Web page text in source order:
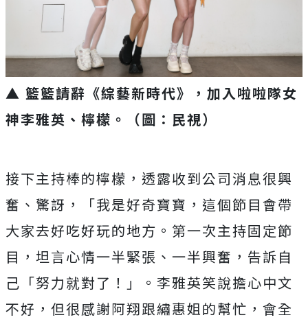
▲ 籃籃請辭《綜藝新時代》，加入啦啦隊女
神李雅英、檸檬。（圖：民視）
接下主持棒的檸檬，透露收到公司消息很興
奮、驚訝，「我是好奇寶寶，這個節目會帶
大家去好吃好玩的地方。第一次主持固定節
目，坦言心情一半緊張、一半興奮，告訴自
己「努力就對了！」。李雅英笑說擔心中文
不好，但很感謝阿翔跟繡惠姐的幫忙，會全